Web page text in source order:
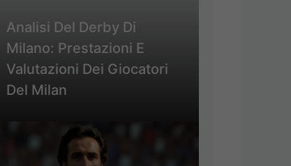
Analisi Del Derby Di
Milano: Prestazioni E
Valutazioni Dei Giocatori
Del Milan